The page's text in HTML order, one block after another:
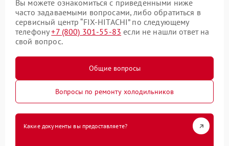
Вы можете ознакомиться с приведенными ниже
часто задаваемыми вопросами, либо обратиться в
сервисный центр “FIX-HITACHI” по следующему
телефону+7 (800) 301-55-83 если не нашли ответ на
свой вопрос.
Общие вопросы
Вопросы по ремонту холодильников
Какие документы вы предоставляете?